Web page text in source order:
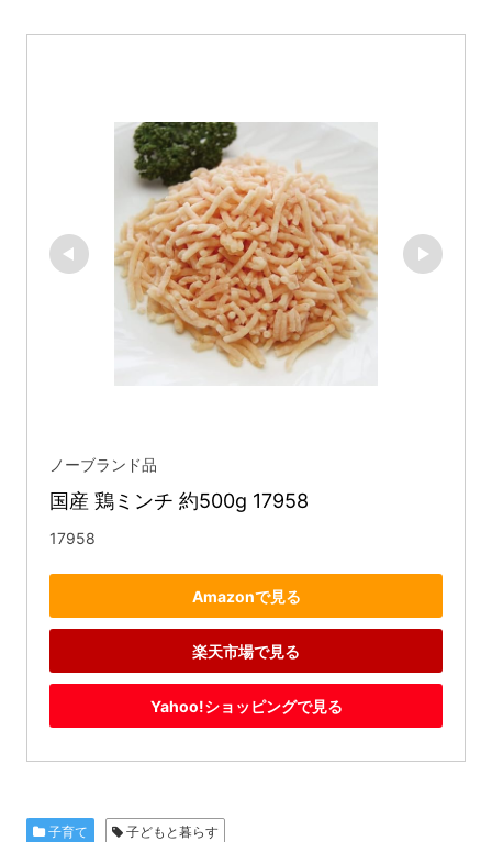
ノーブランド品
国産 鶏ミンチ 約500g 17958
17958
Amazonで見る
楽天市場で見る
Yahoo!ショッピングで見る
子育て 子どもと暮らす